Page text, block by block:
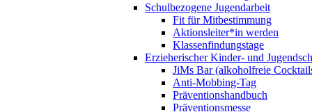
Schulbezogene Jugendarbeit
Fit für Mitbestimmung
Aktionsleiter*in werden
Klassenfindungstage
Erzieherischer Kinder- und
JiMs Bar (alkoholfreie
Anti-Mobbing-Tag
Präventionshandbuch
Präventionsmesse